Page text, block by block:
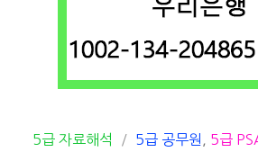
카
5급 자료해석
태
5급 공무원 5급